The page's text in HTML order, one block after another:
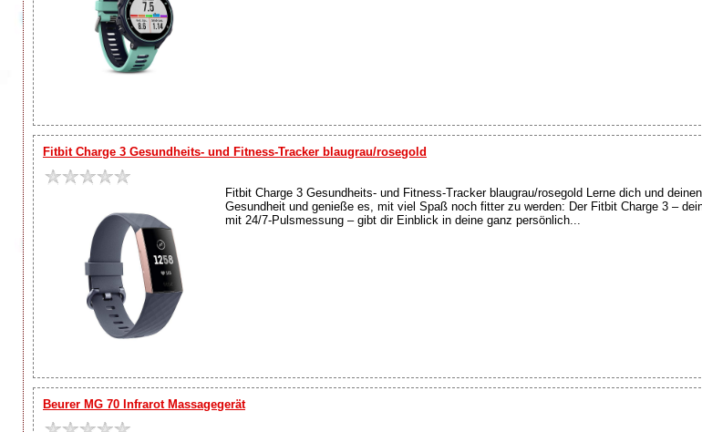
Fitbit Charge 3 Gesundheits- und Fitness-Tracker blaugrau/rosegold
Fitbit Charge 3 Gesundheits- und Fitness-Tracker blaugrau/rosegold Lerne dich und
Gesundheit und genieße es, mit viel Spaß noch fitter zu werden: Der Fitbit Charge 3 –
mit 24/7-Pulsmessung – gibt dir Einblick in deine ganz persönlich...
Beurer MG 70 Infrarot Massagegerät